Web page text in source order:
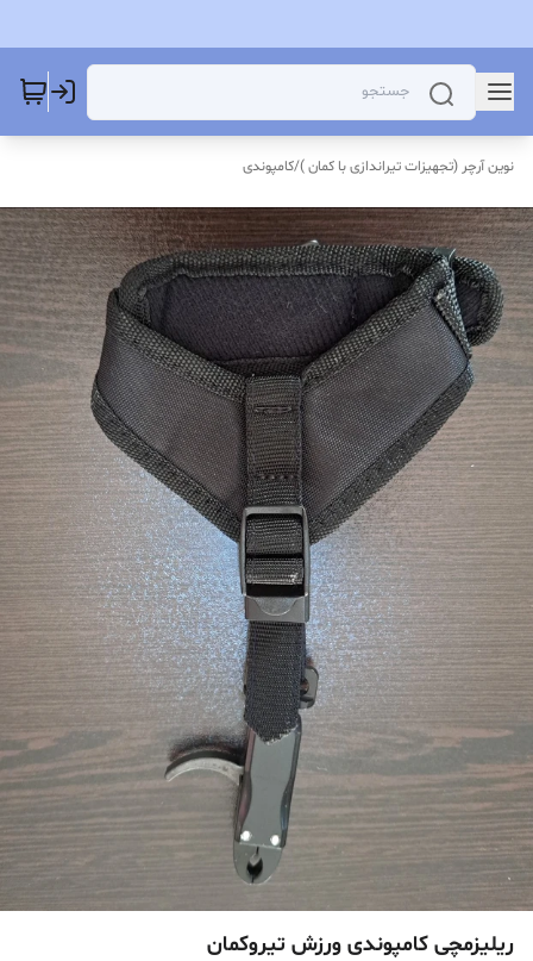
نوین آرچر (تجهیزات تیراندازی با کمان )/کامپوندی
ریلیزمچی کامپوندی ورزش تیروکمان